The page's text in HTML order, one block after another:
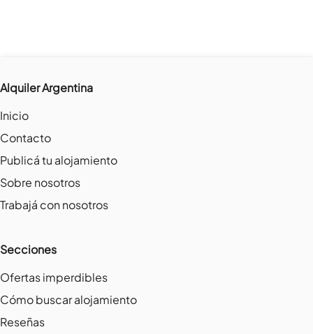
Alquiler Argentina
Inicio
Contacto
Publicá tu alojamiento
Sobre nosotros
Trabajá con nosotros
Secciones
Ofertas imperdibles
Cómo buscar alojamiento
Reseñas